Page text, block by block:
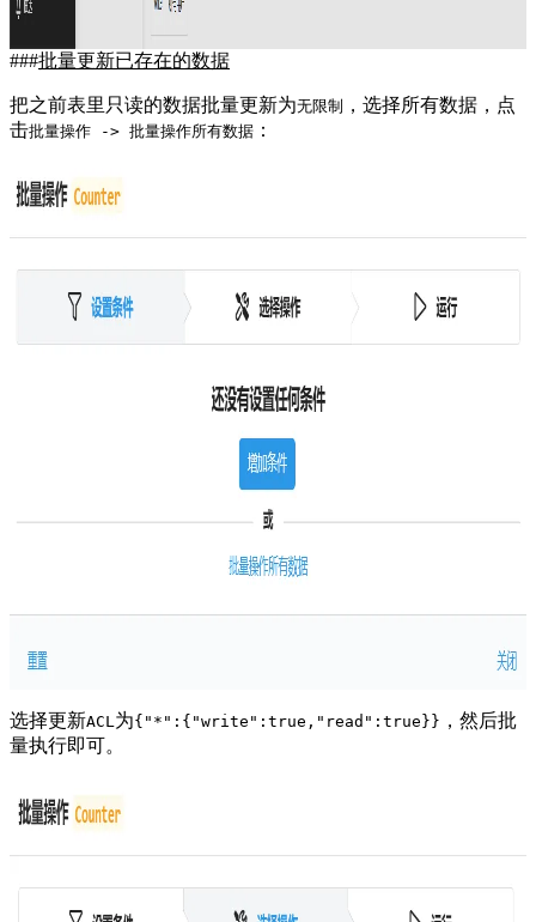
批量更新已存在的数据
把之前表里只读的数据批量更新为无限制
，选择所有数据，点
击批量操作 -> 批量操作所有数据 ：
选择更新ACL为{"*":{"write":true,"read":true}} ，然后批
量执行即可。